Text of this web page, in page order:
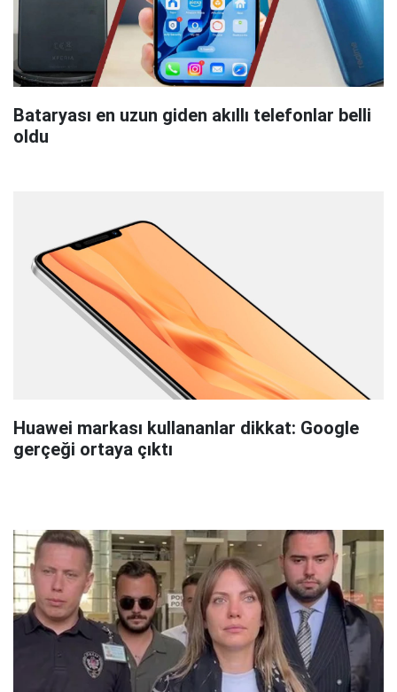
Bataryası en uzun giden akıllı telefonlar belli
oldu
Huawei markası kullananlar dikkat: Google
gerçeği ortaya çıktı